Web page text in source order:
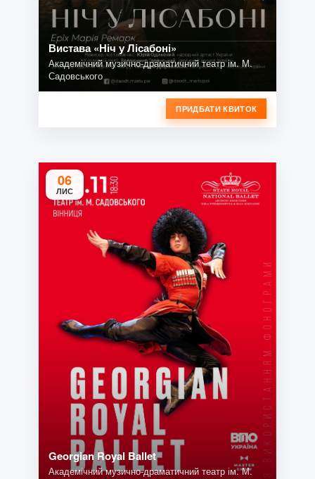
Вистава «Ніч у Лісабоні»
Академічний музично-драматичний театр ім. М.
Садовського
ПРИДБАТИ КВИТОК
06
ЛИС
Georgian Royal Ballet
Академічний музично-драматичний театр ім. М.